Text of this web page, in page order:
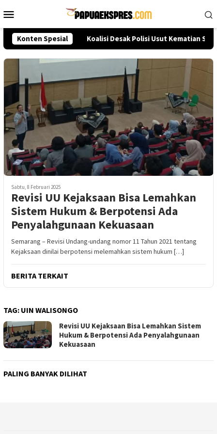
ke
Mobile
Konten Spesial
Akpol 2026 Koalisi Desak Polisi Usut Kematian
Sabtu, 8 Februari 2025
Revisi UU Kejaksaan Bisa Lemahkan
Sistem Hukum & Berpotensi Ada
Penyalahgunaan Kekuasaan
Semarang – Revisi Undang-undang nomor 11 Tahun 2021 tentang
Kejaksaan dinilai berpotensi melemahkan sistem hukum […]
BERITA TERKAIT
TAG: UIN WALISONGO
Revisi UU Kejaksaan Bisa Lemahkan Sistem
Hukum & Berpotensi Ada Penyalahgunaan
Kekuasaan
PALING BANYAK DILIHAT